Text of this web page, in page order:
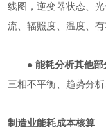
线图，逆变器状态、
流、辐照度、温度、
●能耗分析其他部
三相不平衡、趋势分
制造业能耗成本核算